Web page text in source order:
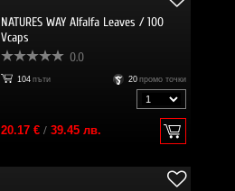
NATURES WAY Alfalfa Leaves / 100
Vcaps
0.0
104 пъти 20 промо точки
20.17 €/ 39.45 лв.